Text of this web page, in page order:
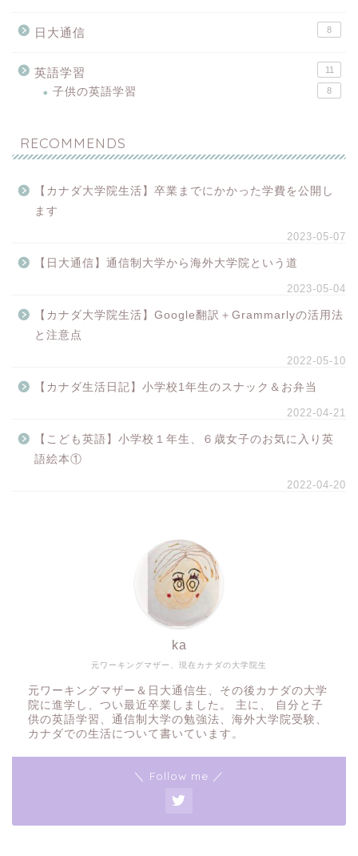
日大通信 8
英語学習 11
子供の英語学習 8
RECOMMENDS
【カナダ大学院生活】卒業までにかかった学費を公開し
ます
2023-05-07
【日大通信】通信制大学から海外大学院という道
2023-05-04
【カナダ大学院生活】Google翻訳＋Grammarlyの活用法
と注意点
2022-05-10
【カナダ生活日記】小学校1年生のスナック＆お弁当
2022-04-21
【こども英語】小学校１年生、６歳女子のお気に入り英
語絵本①
2022-04-20
元ワーキングマザー、現在カナダの大学院生
ka
元ワーキングマザー＆日大通信生、その後カナダの大学
院に進学し、つい最近卒業しました。 主に、 自分と子
供の英語学習、通信制大学の勉強法、海外大学院受験、
カナダでの生活について書いています。
＼ Follow me ／